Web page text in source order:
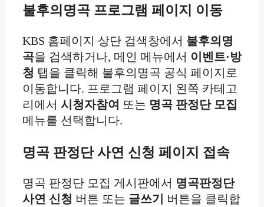
불후의명곡 프로그램 페이지 이동
KBS 홈페이지 상단 검색창에서 불후의명
곡을 검색하거나, 메인 메뉴에서 이벤트·방
청 탭을 클릭해 불후의명곡 공식 페이지로
이동합니다. 프로그램 페이지 왼쪽 카테고
리에서 시청자참여 또는 명곡 판정단 모집
메뉴를 선택합니다.
명곡 판정단 사연 신청 페이지 접속
명곡 판정단 모집 게시판에서 명곡판정단
사연 신청 버튼 또는 글쓰기
버튼을 클릭합